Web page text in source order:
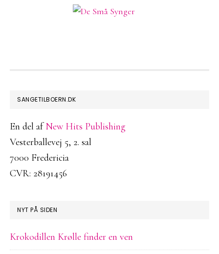
FOOTER
SANGETILBOERN.DK
En del afNew Hits Publishing
Vesterballevej 5, 2. sal
7000 Fredericia
CVR: 28191456
NYT PÅ SIDEN
Krokodillen Krølle finder en ven